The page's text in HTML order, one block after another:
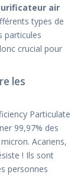
air
types de
particules
crucial pour
les
Particulate
99,97% des
Acariens,
! Ils sont
personnes